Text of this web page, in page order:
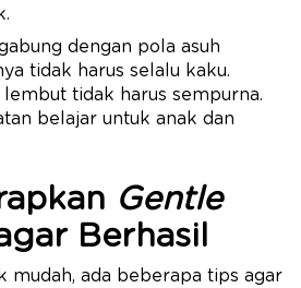
dengan pola asuh
tidak harus selalu kaku.
lembut tidak harus sempurna.
belajar untuk anak dan
Gentle
Berhasil
mudah, ada beberapa tips agar